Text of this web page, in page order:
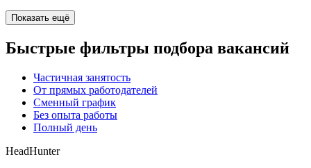
Показать ещё
Быстрые фильтры подбора вакансий
Частичная занятость
От прямых работодателей
Сменный график
Без опыта работы
Полный день
HeadHunter